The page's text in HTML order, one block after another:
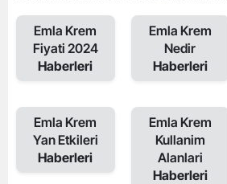
Emla Krem
Fiyati 2024
Haberleri
Emla Krem
Nedir
Haberleri
Emla Krem
Yan Etkileri
Haberleri
Emla Krem
Kullanim
Alanlari
Haberleri